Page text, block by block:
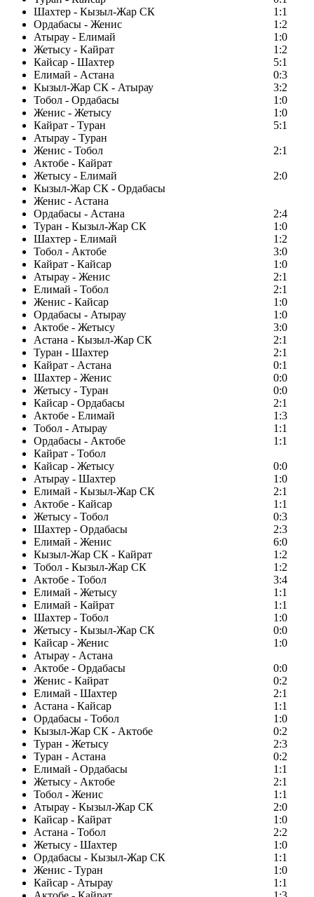
Шахтер - Кызыл-Жар СК
1:1
Ордабасы - Женис
1:2
Атырау - Елимай
1:0
Жетысу - Кайрат
1:2
Кайсар - Шахтер
5:1
Елимай - Астана
0:3
Кызыл-Жар СК - Атырау
3:2
Тобол - Ордабасы
1:0
Женис - Жетысу
1:0
Кайрат - Туран
5:1
Атырау - Туран
Женис - Тобол
2:1
Актобе - Кайрат
Жетысу - Елимай
2:0
Кызыл-Жар СК - Ордабасы
Женис - Астана
Ордабасы - Астана
2:4
Туран - Кызыл-Жар СК
1:0
Шахтер - Елимай
1:2
Тобол - Актобе
3:0
Кайрат - Кайсар
1:0
Атырау - Женис
2:1
Елимай - Тобол
2:1
Женис - Кайсар
1:0
Ордабасы - Атырау
1:0
Актобе - Жетысу
3:0
Астана - Кызыл-Жар СК
2:1
Туран - Шахтер
2:1
Кайрат - Астана
0:1
Шахтер - Женис
0:0
Жетысу - Туран
0:0
Кайсар - Ордабасы
2:1
Актобе - Елимай
1:3
Тобол - Атырау
1:1
Ордабасы - Актобе
1:1
Кайрат - Тобол
Кайсар - Жетысу
0:0
Атырау - Шахтер
1:0
Елимай - Кызыл-Жар СК
2:1
Актобе - Кайсар
1:1
Жетысу - Тобол
0:3
Шахтер - Ордабасы
2:3
Елимай - Женис
6:0
Кызыл-Жар СК - Кайрат
1:2
Тобол - Кызыл-Жар СК
1:2
Актобе - Тобол
3:4
Елимай - Жетысу
1:1
Елимай - Кайрат
1:1
Шахтер - Тобол
1:0
Жетысу - Кызыл-Жар СК
0:0
Кайсар - Женис
1:0
Атырау - Астана
Актобе - Ордабасы
0:0
Женис - Кайрат
0:2
Елимай - Шахтер
2:1
Астана - Кайсар
1:1
Ордабасы - Тобол
1:0
Кызыл-Жар СК - Актобе
0:2
Туран - Жетысу
2:3
Туран - Астана
0:2
Елимай - Ордабасы
1:1
Жетысу - Актобе
2:1
Тобол - Женис
1:1
Атырау - Кызыл-Жар СК
2:0
Кайсар - Кайрат
1:0
Астана - Тобол
2:2
Жетысу - Шахтер
1:0
Ордабасы - Кызыл-Жар СК
1:1
Женис - Туран
1:0
Кайсар - Атырау
1:1